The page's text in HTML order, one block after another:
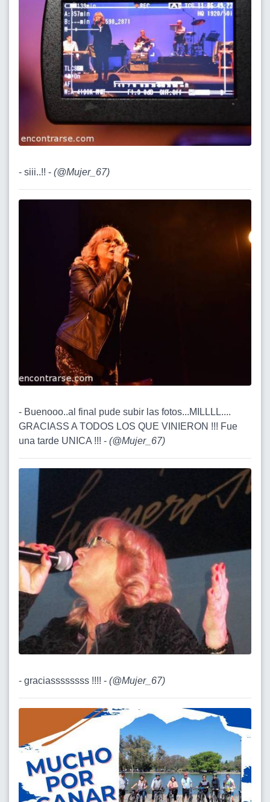
- siii..!! - (@Mujer_67)
- Buenooo..al final pude subir las fotos...MILLLL....
GRACIASS A TODOS LOS QUE VINIERON !!! Fue
una tarde UNICA !!! - (@Mujer_67)
- graciassssssss !!!! - (@Mujer_67)